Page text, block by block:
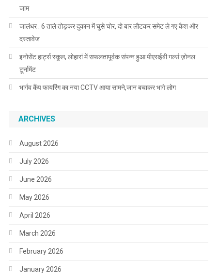
जाम
जालंधर : 6 ताले तोड़कर दुकान में घुसे चोर, दो बार लौटकर समेट ले गए कैश और
दस्तावेज
इनोसेंट हार्ट्स स्कूल, लोहारां में सफलतापूर्वक संपन्न हुआ पीएसईबी गर्ल्स ज़ोनल
टूर्नामेंट
भार्गव कैंप फायरिंग का नया CCTV आया सामने,जान बचाकर भागे लोग
ARCHIVES
August 2026
July 2026
June 2026
May 2026
April 2026
March 2026
February 2026
January 2026